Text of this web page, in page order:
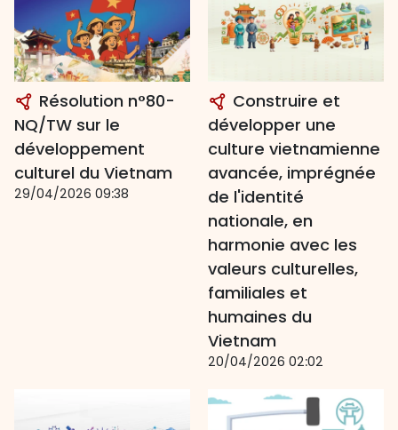
Résolution n°80-
NQ/TW sur le
développement
culturel du Vietnam
29/04/2026 09:38
Construire et
développer une
culture vietnamienne
avancée, imprégnée
de l'identité
nationale, en
harmonie avec les
valeurs culturelles,
familiales et
humaines du
Vietnam
20/04/2026 02:02